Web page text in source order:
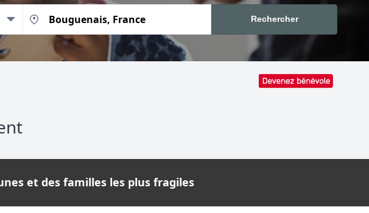
Rechercher
et des familles les plus fragiles